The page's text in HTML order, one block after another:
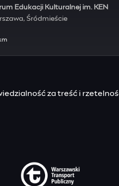
Edukacji Kulturalnej im. KEN
Śródmieście
za treść i